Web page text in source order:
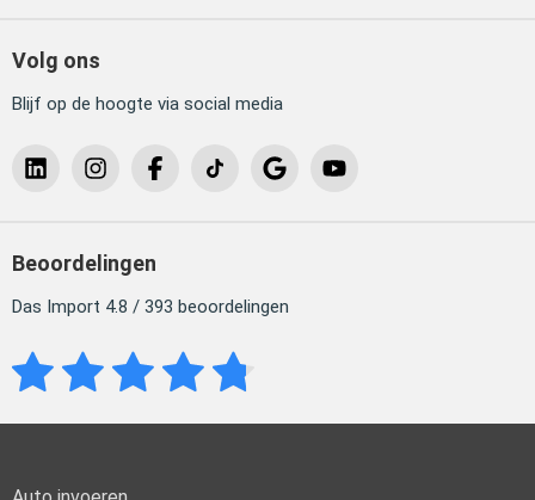
Volg ons
Blijf op de hoogte via social media
Beoordelingen
Das Import 4.8 / 393 beoordelingen